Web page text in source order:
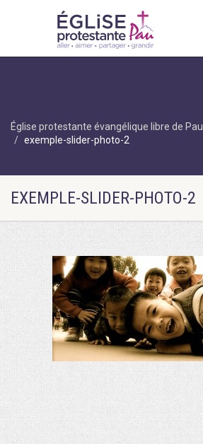
Église protestante évangélique libre de Pau
exemple-slider-photo-2
EXEMPLE-SLIDER-PHOTO-2